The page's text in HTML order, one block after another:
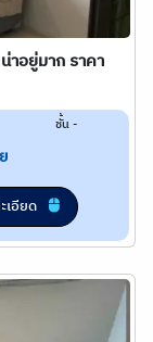
าอยู่มาก ราคา
ชั้น -
เอียด